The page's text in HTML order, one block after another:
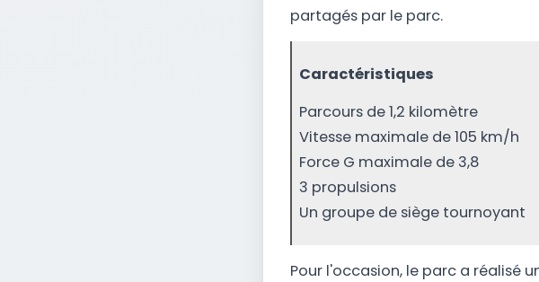
partagés par le parc.
Caractéristiques
Parcours de 1,2 kilomètre
Vitesse maximale de 105 km/h
Force G maximale de 3,8
3 propulsions
Un groupe de siège tournoyant
Pour l'occasion, le parc a réalisé